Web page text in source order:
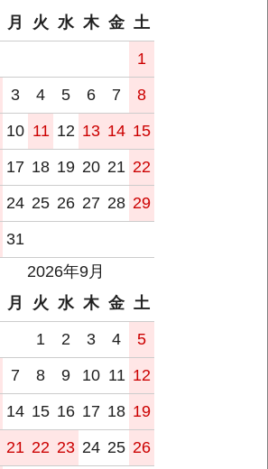
月 火 水 木 金 土
1
3 4 5 6 7
8
10 11 12 13 14 15
17 18 19 20 21 22
24 25 26 27 28 29
31
2026年9月
月 火 水 木 金 土
1
2 3 4
5
7 8 9 10 11 12
14 15 16 17 18 19
21 22 23 24 25 26